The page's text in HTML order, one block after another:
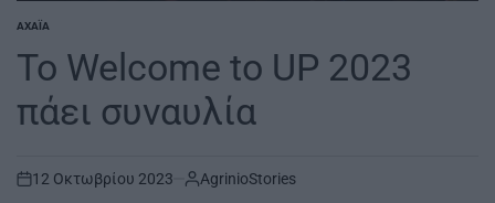
POSTED
ΑΧΑΪ́Α
Το Welcome to UP 2023
πάει συναυλία
on
12 Οκτωβρίου 2023 AgrinioStories